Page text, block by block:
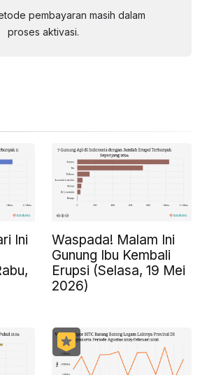
pembayaran masih dalam
proses aktivasi.
Ini
Waspada! Malam Ini
Gunung Ibu Kembali
Erupsi (Selasa, 19 Mei
2026)